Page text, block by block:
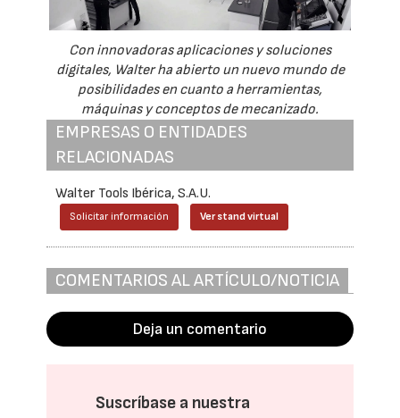
Con innovadoras aplicaciones y soluciones
digitales, Walter ha abierto un nuevo mundo de
posibilidades en cuanto a herramientas,
máquinas y conceptos de mecanizado.
EMPRESAS O ENTIDADES
RELACIONADAS
Walter Tools Ibérica, S.A.U.
Solicitar información Ver stand virtual
COMENTARIOS AL ARTÍCULO/NOTICIA
Deja un comentario
Suscríbase a nuestra